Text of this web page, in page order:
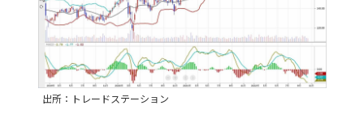
出所：トレードステーション